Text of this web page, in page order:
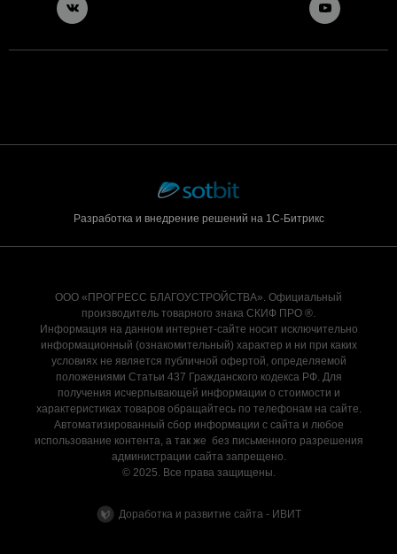
Разработка и внедрение решений на 1С-Битрикс
ООО «ПРОГРЕСС БЛАГОУСТРОЙСТВА». Официальный
производитель товарного знака СКИФ ПРО ®.
Информация на данном интернет-сайте носит исключительно
информационный (ознакомительный) характер и ни при каких
условиях не является публичной офертой, определяемой
положениями Статьи 437 Гражданского кодекса РФ. Для
получения исчерпывающей информации о стоимости и
характеристиках товаров обращайтесь по телефонам на сайте.
Автоматизированный сбор информации с сайта и любое
использование контента, а так же без письменного разрешения
администрации сайта запрещено.
© 2025. Все права защищены.
Доработка и развитие сайта - ИВИТ